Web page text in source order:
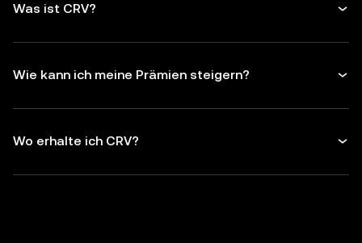
Was ist CRV?
Wie kann ich meine Prämien steigern?
Wo erhalte ich CRV?